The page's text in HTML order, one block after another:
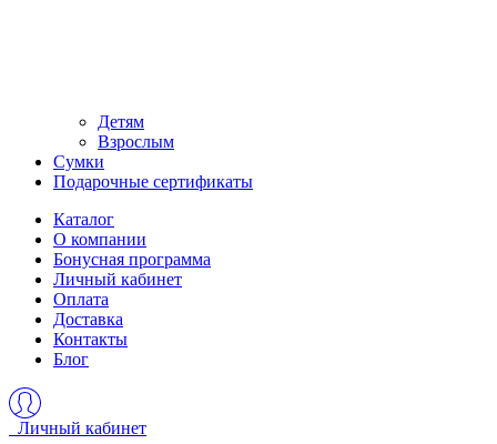
Детям
Взрослым
Сумки
Подарочные сертификаты
Каталог
О компании
Бонусная программа
Личный кабинет
Оплата
Доставка
Контакты
Блог
Личный кабинет